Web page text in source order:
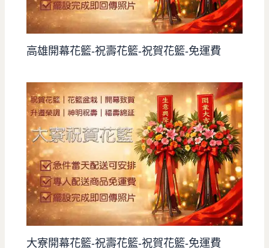
高雄開幕花籃-祝壽花籃-祝賀花籃-免運費
大寮開幕花籃-祝壽花籃-祝賀花籃-免運費